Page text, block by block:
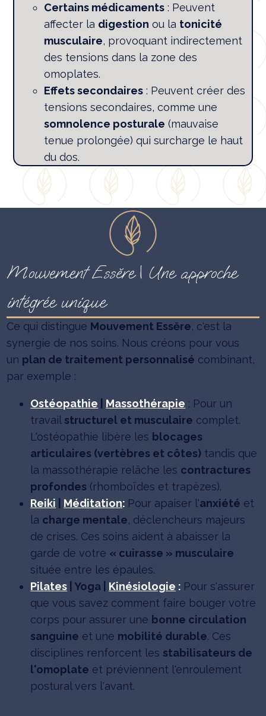
Certains médicaments : Peuvent
affecter la digestion ou la tonicité
musculaire, provoquant indirectement
des tensions dans la zone des
omoplates.
Effets secondaires : Peuvent créer des
tensions secondaires, comme une
somnolence posturale (mauvaise
tenue prolongée) qui surcharge le haut
du dos.
Mouvement Essĕre | Une approche
intégrée unique
Ce qui distingue Mouvement Essĕre, c'est la
synergie de nos soins. Nous créons pour vous
un plan de traitement personnalisé combinant,
par exemple :
Ostéopathie Massothérapie : Pour un
travail structurel et musculaire complet.
L'ostéopathie libère les blocages
articulaires (vertèbres et côtes) tandis que
la massothérapie relâche les contractures
profondes (rhomboïdes et trapèzes).
Reiki
Méditation: Pour apaiser l'anxiété et
la charge mentale, déclencheurs majeurs
de crises. Ces soins aident à abaisser la
garde de votre « cuirasse » musculaire
située entre les épaules.
Pilates
| Yoga | Kinésiologie : Pour s'assurer
que vous savez comment faire bouger votre
corps pour assurer une bonne circulation
sanguine et une mobilité durable. Ces
disciplines renforcent les stabilisateurs de
l'omoplate et préviennent l'enroulement
postural vers l'avant.